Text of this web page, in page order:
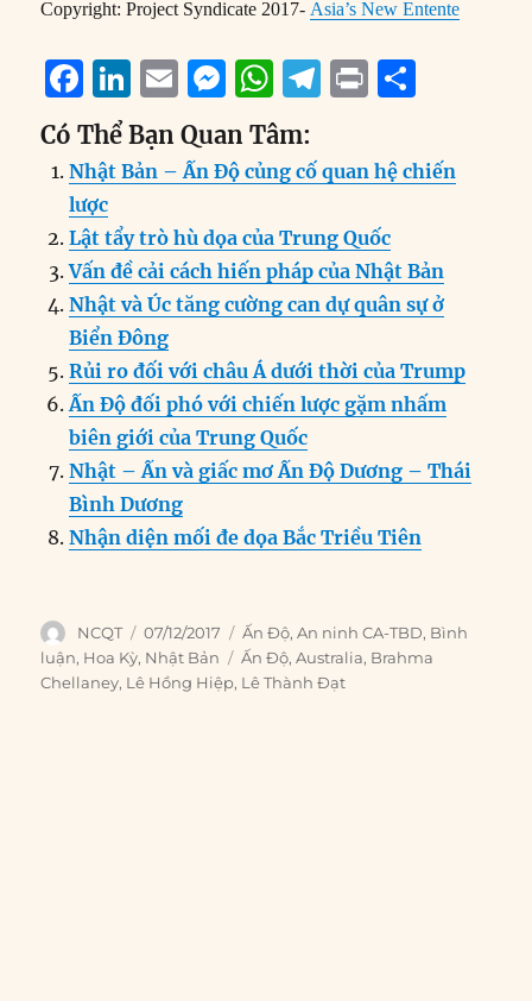
Copyright: Project Syndicate 2017- Asia’s New Entente
F
a
c
e
b
o
o
k
Li
n
k
e
d
I
n
E
m
ai
l
M
ss
e
n
g
er
W
h
at
s
A
p
p
T
g
r
a
m
P
n
t
a
re
Có Thể Bạn Quan Tâm:
Nhật Bản – Ấn Độ củng cố quan hệ chiến
lược
Lật tẩy trò hù dọa của Trung Quốc
Vấn đề cải cách hiến pháp của Nhật Bản
Nhật và Úc tăng cường can dự quân sự ở
Biển Đông
Rủi ro đối với châu Á dưới thời của Trump
Ấn Độ đối phó với chiến lược gặm nhấm
biên giới của Trung Quốc
Nhật – Ấn và giấc mơ Ấn Độ Dương – Thái
Bình Dương
Nhận diện mối đe dọa Bắc Triều Tiên
Author
NCQT
Posted
on
07/12/2017 Categories
Ấn Độ,An ninh CA-TBD, Bình
luận, Hoa Kỳ, Nhật Bản Tags
Ấn Độ,Australia, Brahma
Chellaney, Lê Hồng Hiệp, Lê Thành Đạt